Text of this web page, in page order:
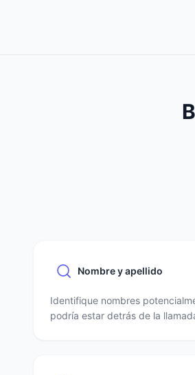
Nombre y apellido
Identifique nombres
podría estar detrás de la